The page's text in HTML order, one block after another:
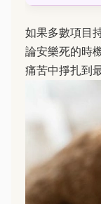
如果多數項目
論安樂死的時
痛苦中掙扎到